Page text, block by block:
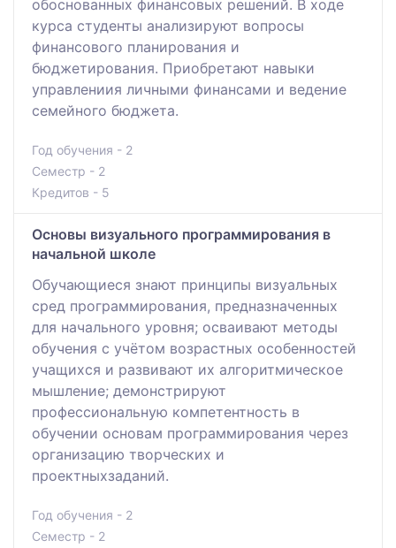
обоснованных финансовых решений. В ходе
курса студенты анализируют вопросы
финансового планирования и
бюджетирования. Приобретают навыки
управлениия личными финансами и ведение
семейного бюджета.
Год обучения - 2
Семестр - 2
Кредитов - 5
Основы визуального программирования в
начальной школе
Обучающиеся знают принципы визуальных
сред программирования, предназначенных
для начального уровня; осваивают методы
обучения с учётом возрастных особенностей
учащихся и развивают их алгоритмическое
мышление; демонстрируют
профессиональную компетентность в
обучении основам программирования через
организацию творческих и
проектныхзаданий.
Год обучения - 2
Семестр - 2